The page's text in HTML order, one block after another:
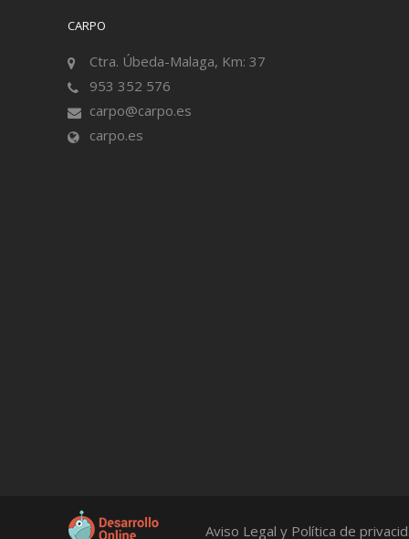
CARPO
Ctra. Úbeda-Malaga, Km: 37
953 352 576
carpo@carpo.es
carpo.es
Aviso Legal y Política de